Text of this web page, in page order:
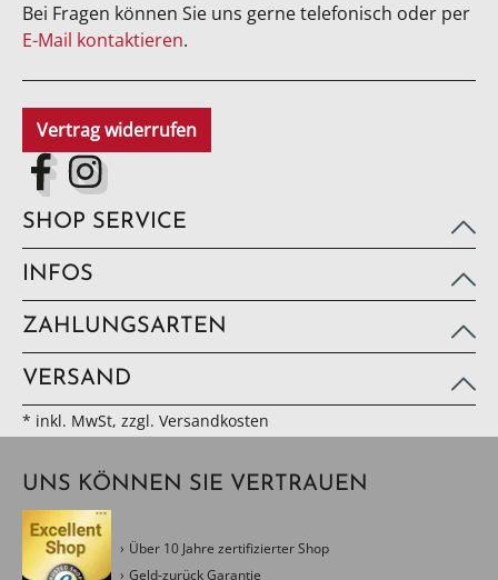
Bei Fragen können Sie uns gerne telefonisch oder per
E-Mail kontaktieren.
Vertrag widerrufen
SHOP SERVICE
INFOS
ZAHLUNGSARTEN
VERSAND
* inkl. MwSt, zzgl. Versandkosten
UNS KÖNNEN SIE VERTRAUEN
Über 10 Jahre zertifizierter Shop
Geld-zurück Garantie